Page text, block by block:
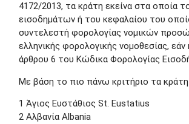
4172/2013, τα κράτη εκείνα στα οποία
εισοδημάτων ή του κεφαλαίου του
συντελεστή φορολογίας νομικών
ελληνικής φορολογικής νομοθεσίας,
άρθρου 6 του Κώδικα Φορολογίας
Με βάση το πιο πάνω κριτήριο τα κράτη
1 Άγιος Ευστάθιος St. Eustatius
2 Αλβανία Albania